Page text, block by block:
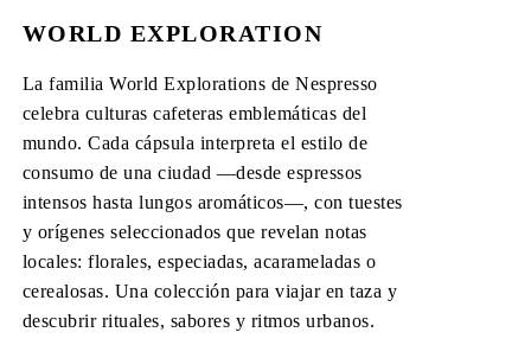
WORLD EXPLORATION
La familia World Explorations de Nespresso
celebra culturas cafeteras emblemáticas del
mundo. Cada cápsula interpreta el estilo de
consumo de una ciudad —desde espressos
intensos hasta lungos aromáticos—, con tuestes
y orígenes seleccionados que revelan notas
locales: florales, especiadas, acarameladas o
cerealosas. Una colección para viajar en taza y
descubrir rituales, sabores y ritmos urbanos.